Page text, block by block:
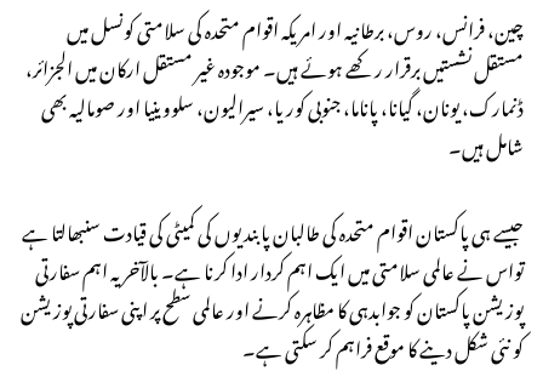
چین، فرانس، روس، برطانیہ اور امریکہ اقوام متحدہ کی سلامتی کونسل میں
مستقل نشستیں برقرار رکھے ہوئے ہیں۔ موجودہ غیر مستقل ارکان میں الجزائر،
ڈنمارک، یونان، گیانا، پاناما، جنوبی کوریا، سیرالیون، سلووینیا اور صومالیہ بھی
شامل ہیں۔
جیسے ہی پاکستان اقوام متحدہ کی طالبان پابندیوں کی کمیٹی کی قیادت سنبھالتا ہے
تواس نے عالمی سلامتی میں ایک اہم کردار ادا کرنا ہے۔ بالآخر یہ اہم سفارتی
پوزیشن پاکستان کو جوابدہی کا مظاہرہ کرنے اور عالمی سطح پر اپنی سفارتی پوزیشن
کو نئی شکل دینے کا موقع فراہم کر سکتی ہے۔